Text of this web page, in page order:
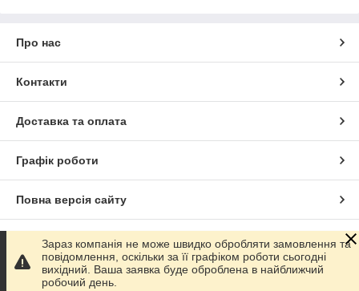
Про нас
Контакти
Доставка та оплата
Графік роботи
Повна версія сайту
Сайт створено на маркетплейсі Prom.ua
Політика конфіденційності
Зараз компанія не може швидко обробляти замовлення та
повідомлення, оскільки за її графіком роботи сьогодні
вихідний. Ваша заявка буде оброблена в найближчий
робочий день.